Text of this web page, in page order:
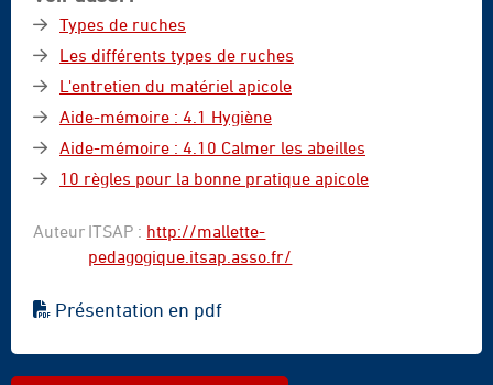
Types de ruches
Les différents types de ruches
L'entretien du matériel apicole
Aide-mémoire : 4.1 Hygiène
Aide-mémoire : 4.10 Calmer les abeilles
10 règles pour la bonne pratique apicole
Auteur ITSAP : http://mallette-
pedagogique.itsap.asso.fr/
Présentation en pdf